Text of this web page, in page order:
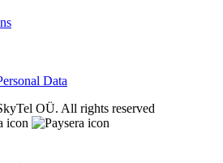
Data
OÜ. All rights reserved